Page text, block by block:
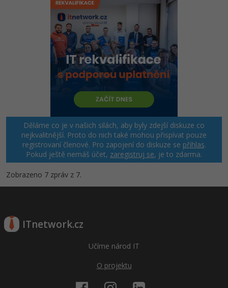
Děláme co je v našich silách, aby byly zdejší diskuze co
nejkvalitnější. Proto do nich také mohou přispívat pouze
registrovaní členové. Pro zapojení do diskuze se přihlas.
Pokud ještě nemáš účet, zaregistruj se, je to zdarma.
Zobrazeno 7 zpráv z 7.
ITnetwork.cz
Učíme národ IT
O projektu